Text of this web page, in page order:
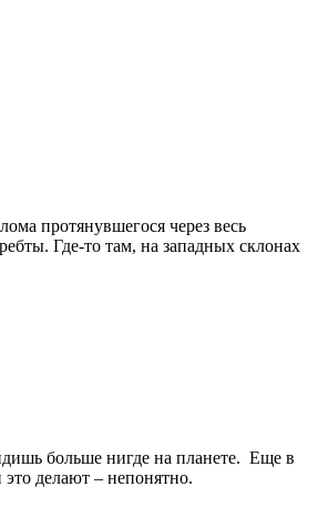
протянувшегося через весь
Где-то там, на западных склонах
больше нигде на планете. Еще в
делают – непонятно.